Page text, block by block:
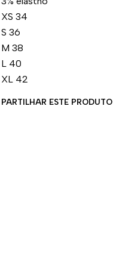
XS 34
S 36
M 38
L 40
XL 42
PARTILHAR ESTE PRODUTO